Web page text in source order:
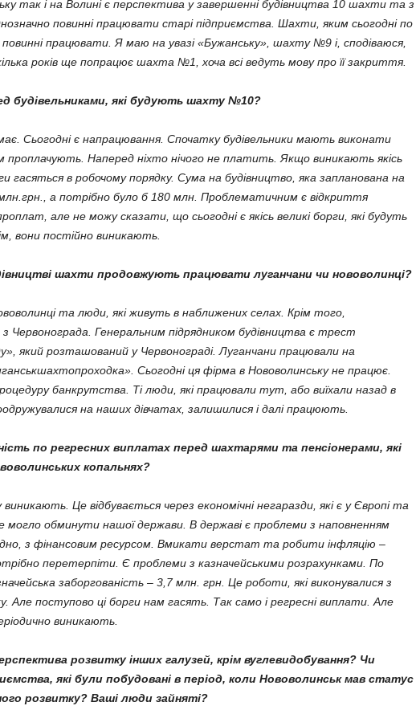
так і на Волині є перспектива у завершенні будівництва 10 шахти та з
повинні працювати старі підприємства. Шахти, яким сьогодні по
працювати. Я маю на увазі «Бужанську», шахту №9 і, сподіваюся,
років ще попрацює шахта №1, хоча всі ведуть мову про її закриття.
будівельниками, які будують шахту №10?
Сьогодні є напрацювання. Спочатку будівельники мають виконати
проплачують. Наперед ніхто нічого не платить. Якщо виникають якісь
гасяться в робочому порядку. Сума на будівництво, яка запланована на
млн.грн., а потрібно було б 180 млн. Проблематичним є відкриття
але не можу сказати, що сьогодні є якісь великі борги, які будуть
вони постійно виникають.
шахти продовжують працювати луганчани чи нововолинці?
та люди, які живуть в наближених селах. Крім того,
Червонограда. Генеральним підрядником будівництва є трест
який розташований у Червонограді. Луганчани працювали на
Сьогодні ця фірма в Нововолинську не працює.
банкрутства. Ті люди, які працювали тут, або виїхали назад в
на наших дівчатах, залишилися і далі працюють.
по регресних виплатах перед шахтарями та пенсіонерами, які
копальнях?
виникають. Це відбувається через економічні негаразди, які є у Європі та
могло обминути нашої держави. В державі є проблеми з наповненням
з фінансовим ресурсом. Вмикати верстат та робити інфляцію –
перетерпіти. Є проблеми з казначейськими розрахунками. По
заборгованість – 3,7 млн. грн. Це роботи, які виконувалися з
Але поступово ці борги нам гасять. Так само і регресні виплати. Але
виникають.
розвитку інших галузей, крім вуглевидобування? Чи
які були побудовані в період, коли Нововолинськ мав статус
розвитку? Ваші люди зайняті?